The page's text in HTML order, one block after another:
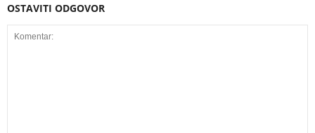
OSTAVITI ODGOVOR